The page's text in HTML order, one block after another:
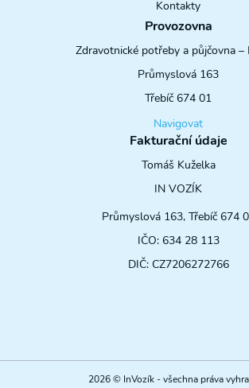
Kontakty
Provozovna
Zdravotnické potřeby a půjčovna –
Průmyslová 163
Třebíč 674 01
Navigovat
Fakturační údaje
Tomáš Kuželka
IN VOZÍK
Průmyslová 163, Třebíč 674
IČO: 634 28 113
DIČ: CZ7206272766
2026 © InVozík - všechna práva